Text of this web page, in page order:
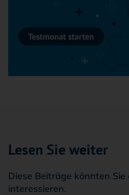
Lesen Sie weiter
Diese Beiträge könnten Sie
interessieren.